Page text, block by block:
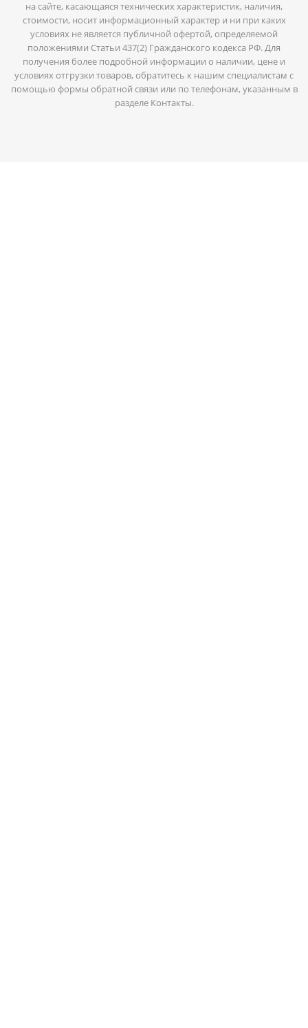
на сайте, касающаяся технических характеристик, наличия,
стоимости, носит информационный характер и ни при каких
условиях не является публичной офертой, определяемой
положениями Статьи 437(2) Гражданского кодекса РФ. Для
получения более подробной информации о наличии, цене и
условиях отгрузки товаров, обратитесь к нашим специалистам с
помощью формы обратной связи или по телефонам, указанным в
разделе Контакты.